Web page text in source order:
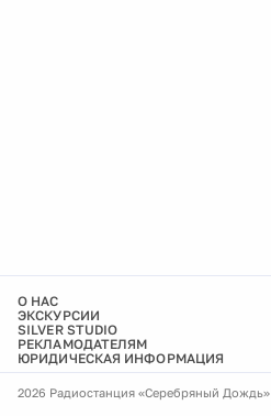
О НАС
ЭКСКУРСИИ
SILVER STUDIO
РЕКЛАМОДАТЕЛЯМ
ЮРИДИЧЕСКАЯ ИНФОРМАЦИЯ
2026 Радиостанция «Серебряный Дождь»